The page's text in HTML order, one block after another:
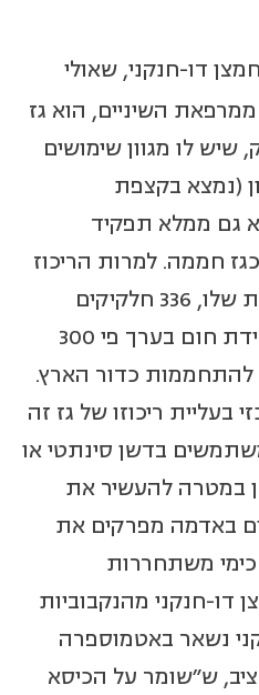
חמצן דו-חנקני, שאולי
השיניים, הוא גז
לו מגוון שימושים
(נמצא בקצפת
גם ממלא תפקיד
חממה. למרות הריכוז
האטמוספרי הנמוך יחסית שלו, 336 חלקיקים
למיליארד, הוא יעיל בלכידת חום בערך פי 300
להתחממות כדור הארץ.
בעליית ריכוזו של גז זה
בדשן סינתטי או
במטרה להעשיר את
באדמה מפרקים את
משתחררות
דו-חנקני מהנקבוביות
נשאר באטמוספרה
יציב, ש"שומר על הכיסא